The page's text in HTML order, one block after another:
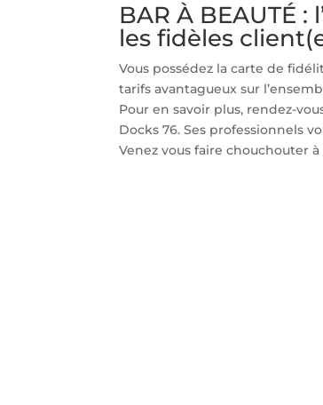
BAR À BEAUTÉ
les fidèles
Vous possédez la carte de
tarifs avantagueux sur
Pour en savoir plus, rendez-
Docks 76. Ses professionnels
Venez vous faire chouchouter